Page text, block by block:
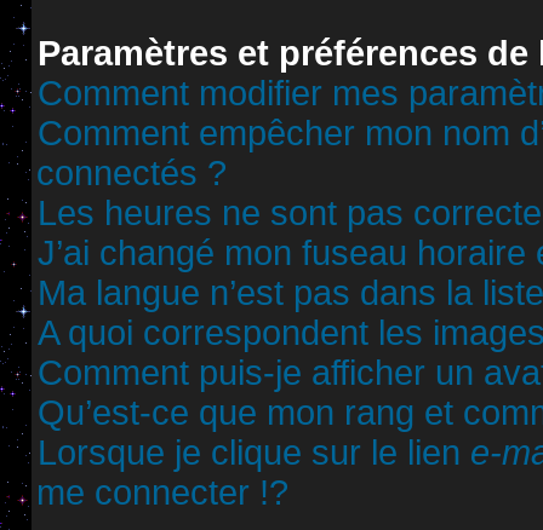
Paramètres et préférences de
Comment modifier mes
Comment empêcher mon nom
connectés ?
Les heures ne sont pas
J’ai changé mon fuseau
Ma langue n’est pas dans la
A quoi correspondent les
Comment puis-je afficher un
Qu’est-ce que mon rang et
Lorsque je clique sur le lien e-
me connecter !?